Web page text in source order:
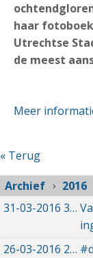
haar
Utrechtse
de meest
Meer
« Terug
Archief
2016
31-03-2016 31-03-2016 04:32
26-03-2016 26-03-2016 10:17